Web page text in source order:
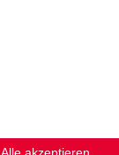
Alle akzeptieren